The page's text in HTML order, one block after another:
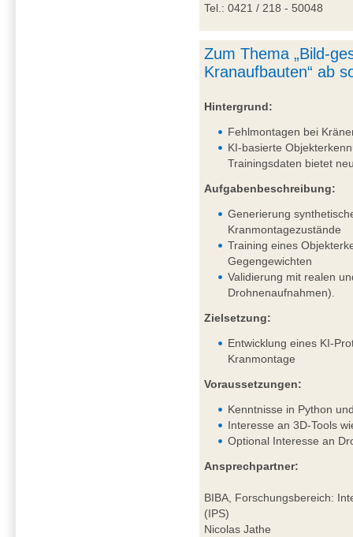
Tel.: 0421 / 218 - 50048
Zum Thema „Bild-
Kranaufbauten“ ab
Hintergrund:
Fehlmontagen bei
KI-basierte
Trainingsdaten bietet
Aufgabenbeschreibung:
Generierung
Kranmontagezustände
Training eines
Gegengewichten
Validierung mit realen
Drohnenaufnahmen).
Zielsetzung:
Entwicklung eines KI-
Kranmontage
Voraussetzungen:
Kenntnisse in Python
Interesse an 3D-Tools
Optional Interesse an
Ansprechpartner:
BIBA, Forschungsbereich:
(IPS)
Nicolas Jathe